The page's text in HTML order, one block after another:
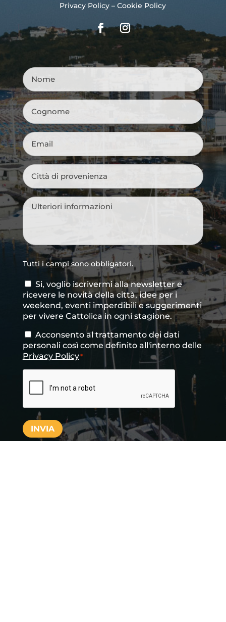
Privacy Policy –Cookie Policy
Nome
Cognome
Email
Città
di
provenienza*
Messaggio
Tutti i campi sono obbligatori.
Consenso
newsletter
Si, voglio iscrivermi alla newsletter e
ricevere le novità della città, idee per i
weekend, eventi imperdibili e suggerimenti
per vivere Cattolica in ogni stagione.
Consenso*
Acconsento al trattamento dei dati
personali così come definito all'interno delle
Privacy Policy*
INVIA